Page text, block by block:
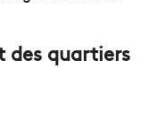
des quartiers